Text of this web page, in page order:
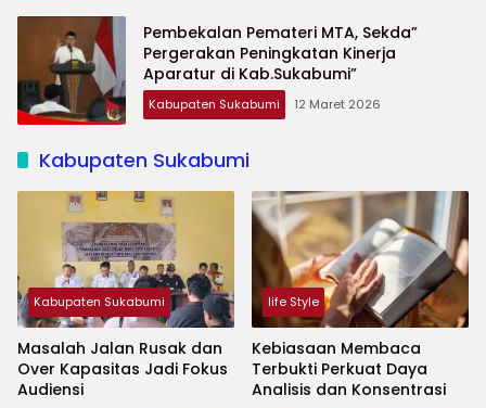
Pembekalan Pemateri MTA, Sekda”
Pergerakan Peningkatan Kinerja
Aparatur di Kab.Sukabumi”
Kabupaten Sukabumi 12 Maret 2026
Kabupaten Sukabumi
Kabupaten Sukabumi
Masalah Jalan Rusak dan
Over Kapasitas Jadi Fokus
Audiensi
life Style
Kebiasaan Membaca
Terbukti Perkuat Daya
Analisis dan Konsentrasi